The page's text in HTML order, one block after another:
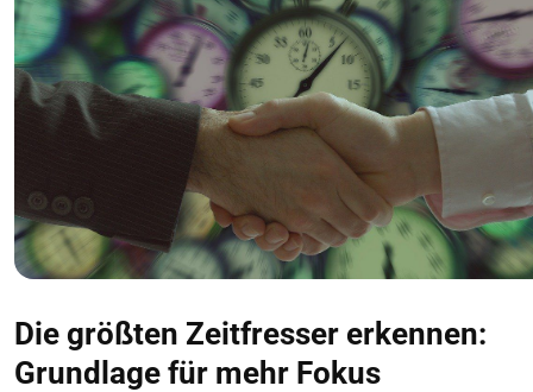
Die größten Zeitfresser erkennen:
Grundlage für mehr Fokus